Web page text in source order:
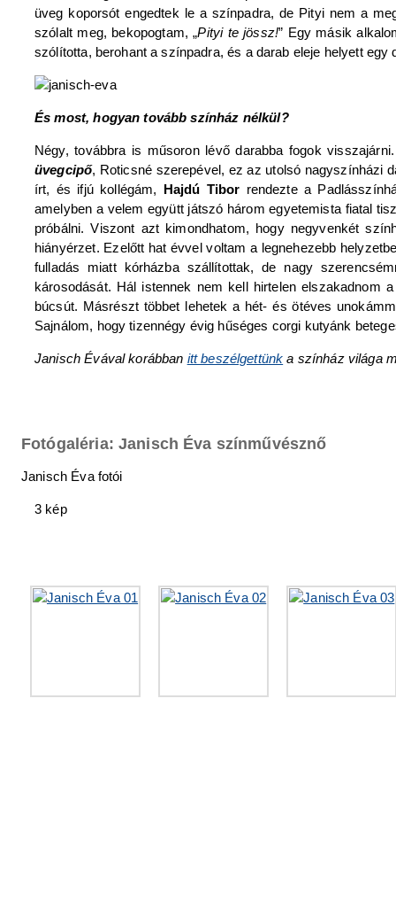
üveg koporsót engedtek le a színpadra, de Pityi nem a
szólalt meg, bekopogtam, „Pityi te jössz!” Egy másik
szólította, berohant a színpadra, és a darab eleje helyett
És most, hogyan tovább színház nélkül?
Négy, továbbra is műsoron lévő darabba fogok
üvegcipő, Roticsné szerepével, ez az utolsó nagyszínházi
írt, és ifjú kollégám, Hajdú Tibor rendezte a
amelyben a velem együtt játszó három egyetemista fiatal
próbálni. Viszont azt kimondhatom, hogy negyvenkét
hiányérzet. Ezelőtt hat évvel voltam a legnehezebb
fulladás miatt kórházba szállítottak, de nagy
károsodását. Hál istennek nem kell hirtelen elszakadnom
búcsút. Másrészt többet lehetek a hét- és ötéves
Sajnálom, hogy tizennégy évig hűséges corgi kutyánk
Janisch Évával korábban itt beszélgettünk a színház világa
Fotógaléria: Janisch Éva színművésznő
Janisch Éva fotói
3 kép